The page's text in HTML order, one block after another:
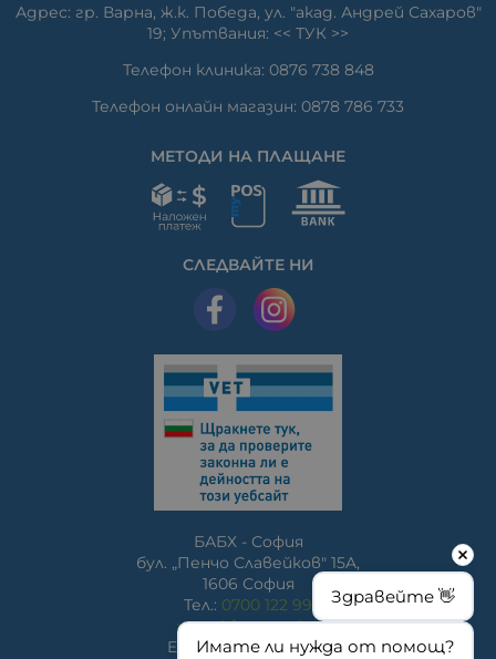
Адрес: гр. Варна, ж.к. Победа, ул. "акад. Андрей Сахаров"
19; Упътвания: << ТУК >>
Телефон клиника: 0876 738 848
Телефон онлайн магазин: 0878 786 733
МЕТОДИ НА ПЛАЩАНЕ
СЛЕДВАЙТЕ НИ
БАБХ - София
бул. „Пенчо Славейков" 15A,
1606 София
Тел.: 0700 122 99
www.bfsa.egov.bg
E-mail:bfsa@bfsa.bg
Здравейте 👋
Имате ли нужда от помощ?